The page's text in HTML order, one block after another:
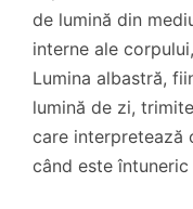
de lumină din
interne ale
Lumina albastră,
lumină de zi,
care interpretează
când este întuneric